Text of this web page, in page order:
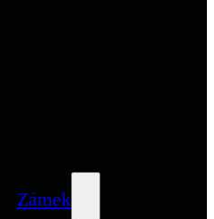
Zámek